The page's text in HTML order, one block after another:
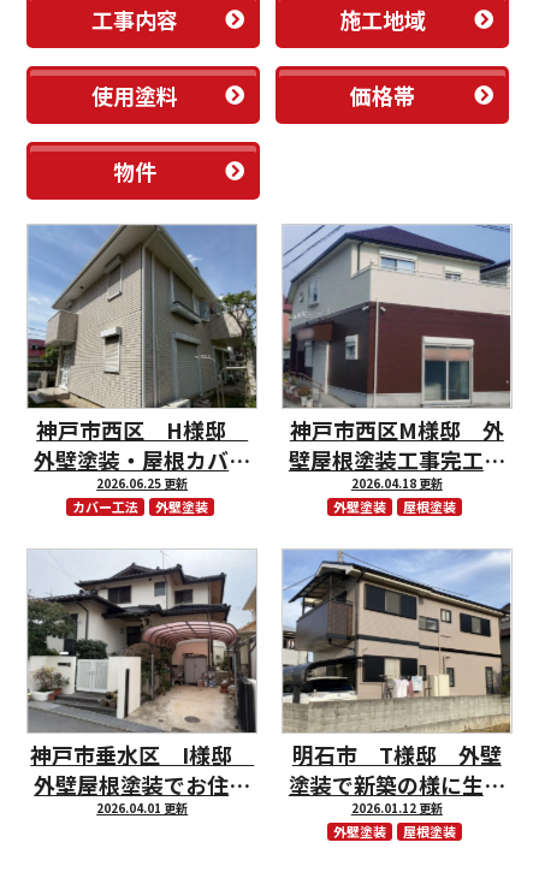
工事内容 施工地域
使用塗料 価格帯
物件
神戸市西区 H様邸
外壁塗装・屋根カバー
工事完工しました。
2026.06.25 更新
カバー工法 外壁塗装
神戸市西区M様邸 外
壁屋根塗装工事完工し
ました。
2026.04.18 更新
外壁塗装 屋根塗装
神戸市垂水区 I様邸
外壁屋根塗装でお住い
の耐候性アップ！
2026.04.01 更新
明石市 T様邸 外壁
塗装で新築の様に生ま
れ変わりました！
2026.01.12 更新
外壁塗装 屋根塗装